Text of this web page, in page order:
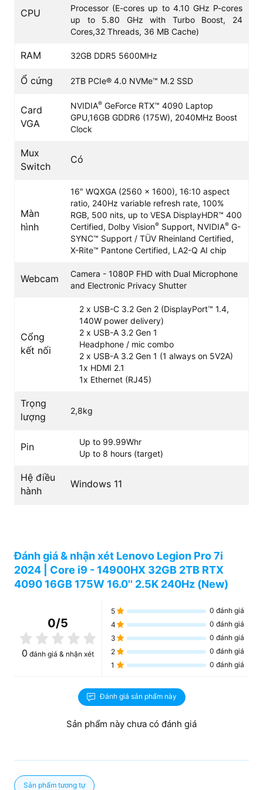
Hiệu năng cực khủng với con chip i9 thế hệ 14
chip core i9 - 14900HX với 24 nhân và 32 luồng, tốc độ
xung nhịp tối đa lên đến 5.8GHz, mang đến khả năng xử
lý cực mạnh mẽ. Kết hợp với card đồ họa RTX 4090 16GB
hiệu suất vượt trội, hỗ trợ trí tuệ nhân tạo AI, làm đồ họa
hay giải trí đều vô cùng ấn tượng.
Bên cạnh đó,
bộ nhớ RAM 32GB mang đến khả năng đa nhiệm mạnh
>> Xem thêm:Các dòng laptopLenovo Slimmỏng nhẹ,
mạnh mẽ giá ưu đãi tại T&T Center
Trải nghiệm đỉnh cao với màn hình 2.5K
Lenovo Legion Pro 7i 2024
được trang bị màn hình mà
mọi game thủ, dân đồ họa đều ao ước. Màn hình 16 inch
độ phân giải 2.5K (2560 x 1600) độ phủ màu 100% RGB,
độ sáng lên đến 500 nits kết hợp với tấm nền IPS mang
đến cho người dùng trải nghiệm không thể hoàn hảo
hơn, mọi hình ảnh đều được hiển thị một cách sắc nét,
CPU
Processor (E-cores up to 4.10 GHz P-cores
up to 5.80 GHz with Turbo Boost, 24
Cores,32 Threads, 36 MB Cache)
RAM 32GB DDR5 5600MHz
Ổ cứng 2TB PCIe® 4.0 NVMe™ M.2 SSD
Card
VGA
NVIDIA® GeForce RTX™ 4090 Laptop
GPU,16GB GDDR6 (175W), 2040MHz Boost
Clock
Mux
Switch
Có
Màn
hình
16″ WQXGA (2560 x 1600), 16:10 aspect
ratio, 240Hz variable refresh rate, 100%
RGB, 500 nits, up to VESA DisplayHDR™ 400
Certified, Dolby Vision® Support, NVIDIA® G-
SYNC™ Support / TÜV Rheinland Certified,
X-Rite™ Pantone Certified, LA2-Q AI chip
Webcam
Camera - 1080P FHD with Dual Microphone
and Electronic Privacy Shutter
Cổng
kết nối
2 x USB-C 3.2 Gen 2 (DisplayPort™ 1.4,
140W power delivery)
2 x USB-A 3.2 Gen 1
Headphone / mic combo
2 x USB-A 3.2 Gen 1 (1 always on 5V2A)
1x HDMI 2.1
1x Ethernet (RJ45)
Trọng
lượng
2,8kg
Pin
Up to 99.99Whr
Up to 8 hours (target)
Hệ điều
hành
Windows 11
Đánh giá & nhận xét Lenovo Legion Pro 7i
2024 | Core i9 - 14900HX 32GB 2TB RTX
4090 16GB 175W 16.0'' 2.5K 240Hz (New)
0/5
0 đánh giá & nhận xét
5 0 đánh giá
4
0 đánh giá
3
0 đánh giá
2
0 đánh giá
1
0 đánh giá
Đánh giá sản phẩm này
Sản phẩm này chưa có đánh giá
Sản phẩm tương tự